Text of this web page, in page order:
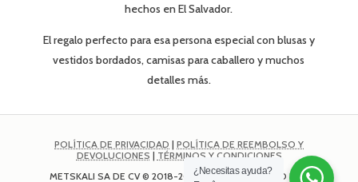
hechos en El Salvador.
El regalo perfecto para esa persona especial con blusas y
vestidos bordados, camisas para caballero y muchos
detalles más.
POLÍTICA DE PRIVACIDAD | POLÍTICA DE REEMBOLSO Y
DEVOLUCIONES | TÉRMINOS Y CONDICIONES
METSKALI SA DE CV © 2018-2025 | PERSONALIZADO POR
¿Necesitas ayuda?